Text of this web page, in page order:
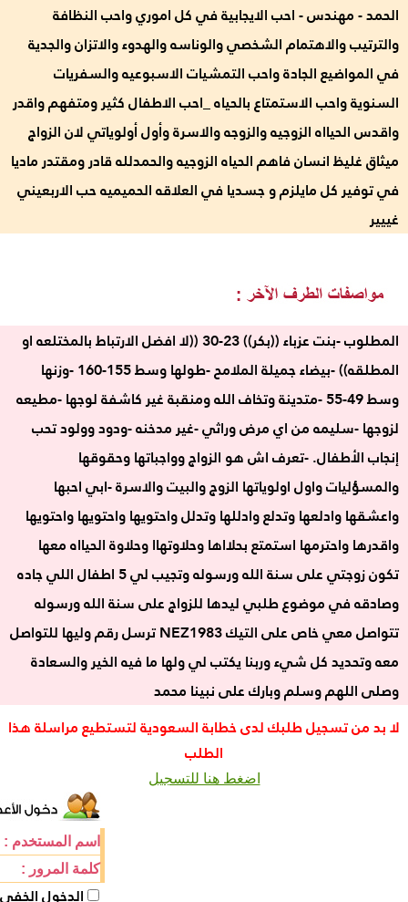
الحمد - مهندس - احب الايجابية في كل اموري واحب النظافة
والترتيب والاهتمام الشخصي والوناسه والهدوء والاتزان والجدية
في المواضيع الجادة واحب التمشيات الاسبوعيه والسفريات
السنوية واحب الاستمتاع بالحياه _احب الاطفال كثير ومتفهم واقدر
واقدس الحيااه الزوجيه والزوجه والاسرة وأول أولوياتي لان الزواج
ميثاق غليظ انسان فاهم الحياه الزوجيه والحمدلله قادر ومقتدر ماديا
في توفير كل مايلزم و جسديا في العلاقه الحميميه حب الاربعيني
غييير
المطلوب -بنت عزباء ((بكر)) 23-30 ((لا افضل الارتباط بالمختلعه او
المطلقه)) -بيضاء جميلة الملامح -طولها وسط 155-160 -وزنها
وسط 49-55 -متدينة وتخاف الله ومنقبة غير كاشفة لوجها -مطيعه
لزوجها -سليمه من اي مرض وراثي -غير مدخنه -ودود وولود تحب
إنجاب الأطفال. -تعرف اش هو الزواج وواجباتها وحقوقها
والمسؤليات واول اولوياتها الزوج والبيت والاسرة -ابي احبها
واعشقها وادلعها وتدلع وادللها وتدلل واحتويها واحتويها واحتويها
واقدرها واحترمها استمتع بحلااها وحلاوتهاا وحلاوة الحيااه معها
تكون زوجتي على سنة الله ورسوله وتجيب لي 5 اطفال اللي جاده
وصادقه في موضوع طلبي ليدها للزواج على سنة الله ورسوله
تتواصل معي خاص على التيك NEZ1983 ترسل رقم وليها للتواصل
معه وتحديد كل شيء وربنا يكتب لي ولها ما فيه الخير والسعادة
وصلى اللهم وسلم وبارك على نبينا محمد
لا بد من تسجيل طلبك لدى خطابة السعودية لتستطيع مراسلة هذا
الطلب
اضغط هنا للتسجيل
اسم المستخدم :
كلمة المرور :
الدخول الخفي